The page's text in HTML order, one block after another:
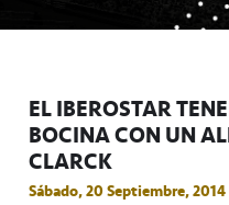
EL IBEROSTAR
BOCINA CON UN
CLARCK
Sábado, 20 Septiembre,